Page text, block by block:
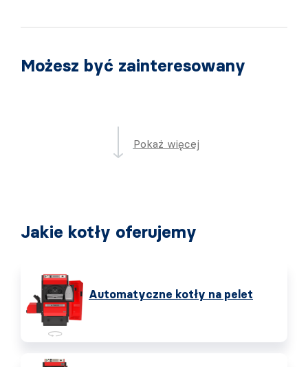
Możesz być zainteresowany
Pokaż więcej
Jakie kotły oferujemy
Automatyczne kotły na pelet